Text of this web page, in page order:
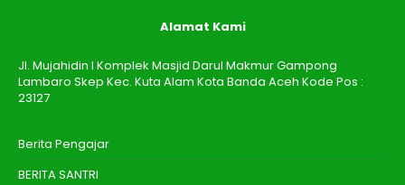
Alamat Kami
Jl. Mujahidin I Komplek Masjid Darul Makmur Gampong
Lambaro Skep Kec. Kuta Alam Kota Banda Aceh Kode Pos :
23127
Berita Pengajar
BERITA SANTRI